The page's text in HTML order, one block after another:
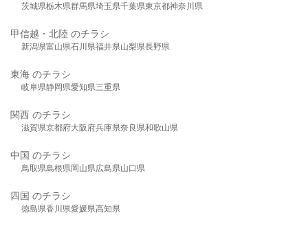
茨城県栃木県群馬県埼玉県千葉県東京都神奈川県
甲信越・北陸 のチラシ
新潟県富山県石川県福井県山梨県長野県
東海 のチラシ
岐阜県静岡県愛知県三重県
関西 のチラシ
滋賀県京都府大阪府兵庫県奈良県和歌山県
中国 のチラシ
鳥取県島根県岡山県広島県山口県
四国 のチラシ
徳島県香川県愛媛県高知県